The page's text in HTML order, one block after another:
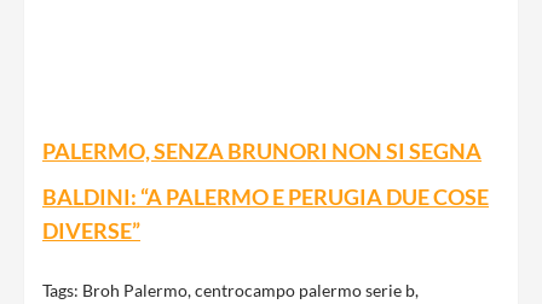
PALERMO, SENZA BRUNORI NON SI SEGNA
BALDINI: “A PALERMO E PERUGIA DUE COSE
DIVERSE”
Tags: Broh Palermo,centrocampo palermo serie b,